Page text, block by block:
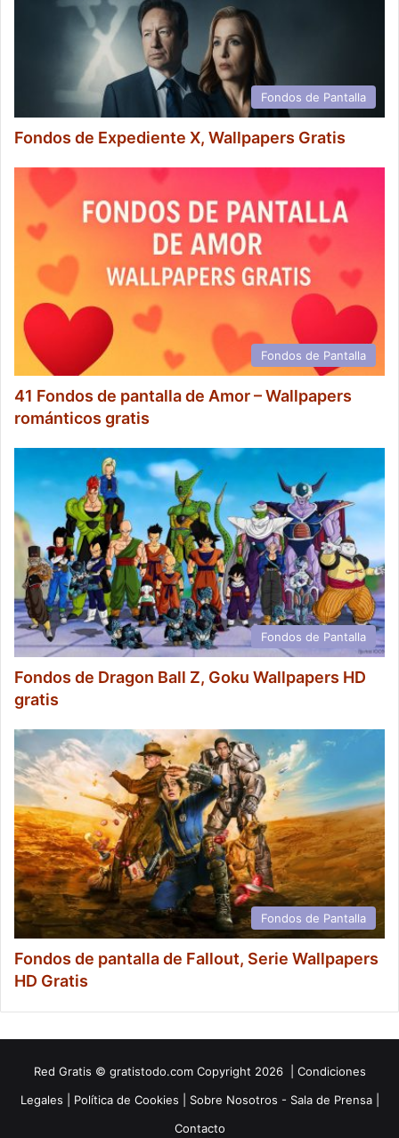
Fondos de Pantalla
Fondos de Expediente X, Wallpapers Gratis
Fondos de Pantalla
41 Fondos de pantalla de Amor – Wallpapers
románticos gratis
Fondos de Pantalla
Fondos de Dragon Ball Z, Goku Wallpapers HD
gratis
Fondos de Pantalla
Fondos de pantalla de Fallout, Serie Wallpapers
HD Gratis
Red Gratis © gratistodo.com Copyright 2026 | Condiciones
Legales
Política de Cookies Sobre Nosotros - Sala de Prensa|
Contacto